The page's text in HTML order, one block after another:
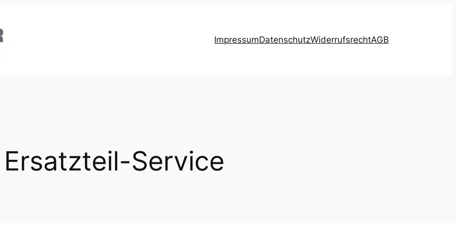
ImpressumDatenschutzWiderrufsrechtAGB
Ersatzteil-Service